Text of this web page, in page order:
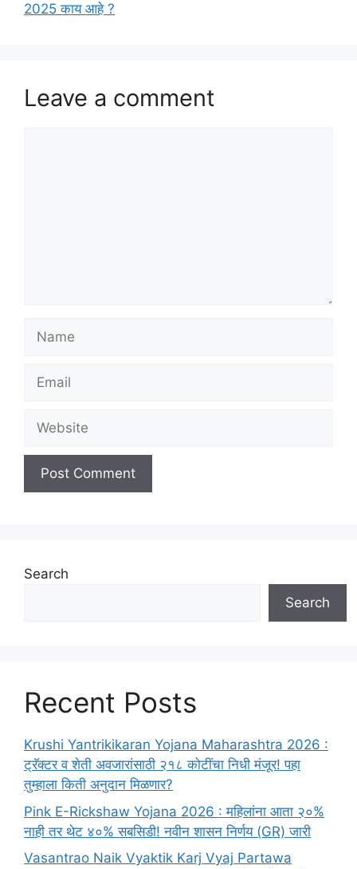
2025 काय आहे ?
Leave a comment
Name
Email
Website
Search
Search
Recent Posts
Krushi Yantrikikaran Yojana Maharashtra 2026 :
ट्रॅक्टर व शेती अवजारांसाठी २१८ कोटींचा निधी मंजूर! पहा
तुम्हाला किती अनुदान मिळणार?
Pink E-Rickshaw Yojana 2026 : महिलांना आता २०%
नाही तर थेट ४०% सबसिडी! नवीन शासन निर्णय (GR) जारी
Vasantrao Naik Vyaktik Karj Vyaj Partawa